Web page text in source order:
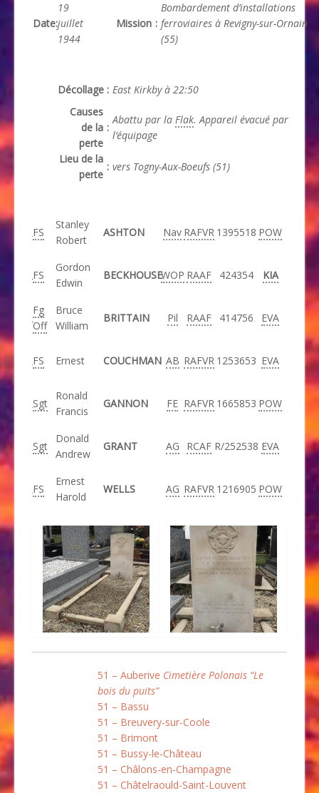
Date:
19
juillet
1944
Mission :
Bombardement d’installations
ferroviaires à Revigny-sur-Ornain
(55)
Décollage : East Kirkby à 22:50
Causes
de la
perte
:
Abattu par la Flak. Appareil évacué par
l’équipage
Lieu de la
perte
: vers Togny-Aux-Boeufs (51)
FS
Stanley
Robert
ASHTON Nav RAFVR 1395518 POW
FS
Gordon
Edwin
BECKHOUSEWOP RAAF 424354 KIA
Fg
Off
Bruce
William
BRITTAIN Pil RAAF 414756 EVA
FS Ernest COUCHMAN AB RAFVR 1253653 EVA
Sgt
Ronald
Francis
GANNON FE RAFVR 1665853 POW
Sgt
Donald
Andrew
GRANT AG RCAF R/252538 EVA
FS
Ernest
Harold
WELLS AG RAFVR 1216905 POW
51 – Auberive Cimetière Polonais “Le
bois du puits”
51 – Bassu
51 – Breuvery-sur-Coole
51 – Brimont
51 – Bussy-le-Château
51 – Châlons-en-Champagne
51 – Châtelraould-Saint-Louvent